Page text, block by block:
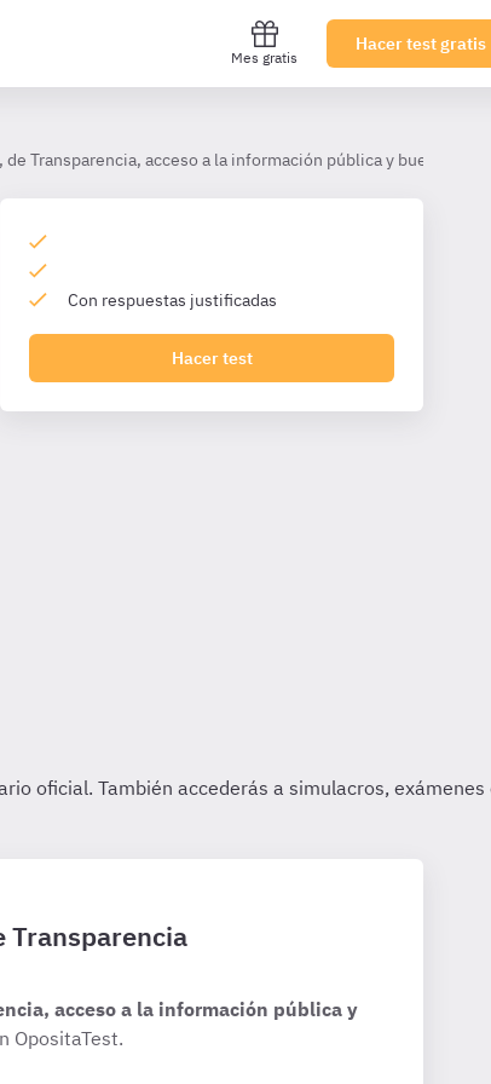
Mes gratis
Hacer test gratis
de Transparencia, acceso a la información pública y buen
Con respuestas justificadas
Hacer test
Transparencia
acceso a la información pública y
OpositaTest.